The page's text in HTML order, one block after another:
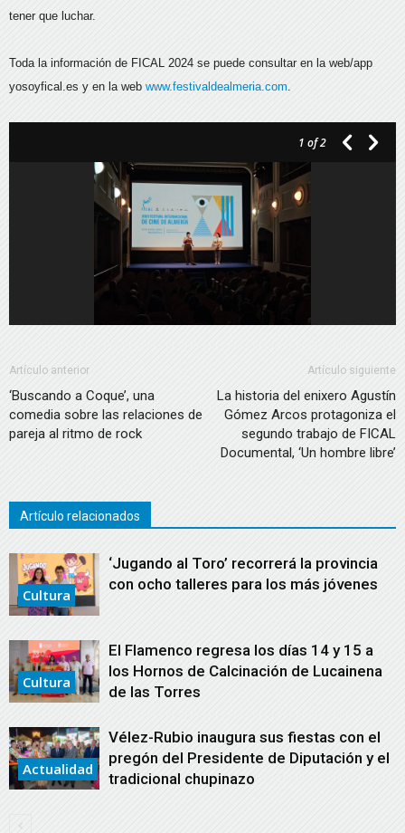
tener que luchar.
Toda la información de FICAL 2024 se puede consultar en la web/app
yosoyfical.es y en la web www.festivaldealmeria.com.
1 of 2
Artículo anterior
‘Buscando a Coque’, una
comedia sobre las relaciones de
pareja al ritmo de rock
Artículo siguiente
La historia del enixero Agustín
Gómez Arcos protagoniza el
segundo trabajo de FICAL
Documental, ‘Un hombre libre’
Artículo relacionados
Cultura
‘Jugando al Toro’ recorrerá la provincia
con ocho talleres para los más jóvenes
Cultura
El Flamenco regresa los días 14 y 15 a
los Hornos de Calcinación de Lucainena
de las Torres
Actualidad
Vélez-Rubio inaugura sus fiestas con el
pregón del Presidente de Diputación y el
tradicional chupinazo